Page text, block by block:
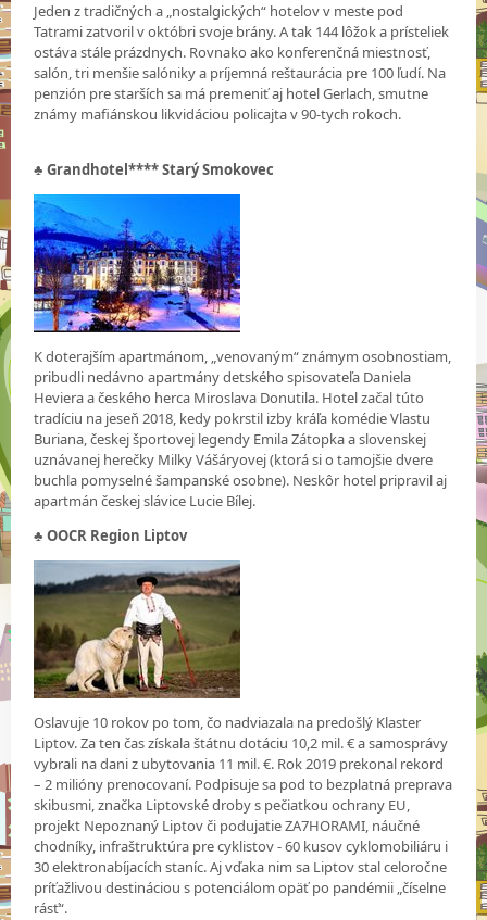
Jeden z tradičných a „nostalgických“ hotelov v meste pod
Tatrami zatvoril v októbri svoje brány. A tak 144 lôžok a prísteliek
ostáva stále prázdnych. Rovnako ako konferenčná miestnosť,
salón, tri menšie salóniky a príjemná reštaurácia pre 100 ľudí. Na
penzión pre starších sa má premeniť aj hotel Gerlach, smutne
známy mafiánskou likvidáciou policajta v 90-tych rokoch.
♣Grandhotel**** Starý Smokovec
K doterajším apartmánom, „venovaným“ známym osobnostiam,
pribudli nedávno apartmány detského spisovateľa Daniela
Heviera a českého herca Miroslava Donutila. Hotel začal túto
tradíciu na jeseň 2018, kedy pokrstil izby kráľa komédie Vlastu
Buriana, českej športovej legendy Emila Zátopka a slovenskej
uznávanej herečky Milky Vášáryovej (ktorá si o tamojšie dvere
buchla pomyselné šampanské osobne). Neskôr hotel pripravil aj
apartmán českej slávice Lucie Bílej.
♣ OOCR Region Liptov
Oslavuje 10 rokov po tom, čo nadviazala na predošlý Klaster
Liptov. Za ten čas získala štátnu dotáciu 10,2 mil. € a samosprávy
vybrali na dani z ubytovania 11 mil. €. Rok 2019 prekonal rekord
– 2 milióny prenocovaní. Podpisuje sa pod to bezplatná preprava
skibusmi, značka Liptovské droby s pečiatkou ochrany EU,
projekt Nepoznaný Liptov či podujatie ZA7HORAMI, náučné
chodníky, infraštruktúra pre cyklistov - 60 kusov cyklomobiliáru i
30 elektronabíjacích staníc. Aj vďaka nim sa Liptov stal celoročne
príťažlivou destináciou s potenciálom opäť po pandémii „číselne
rásť“.